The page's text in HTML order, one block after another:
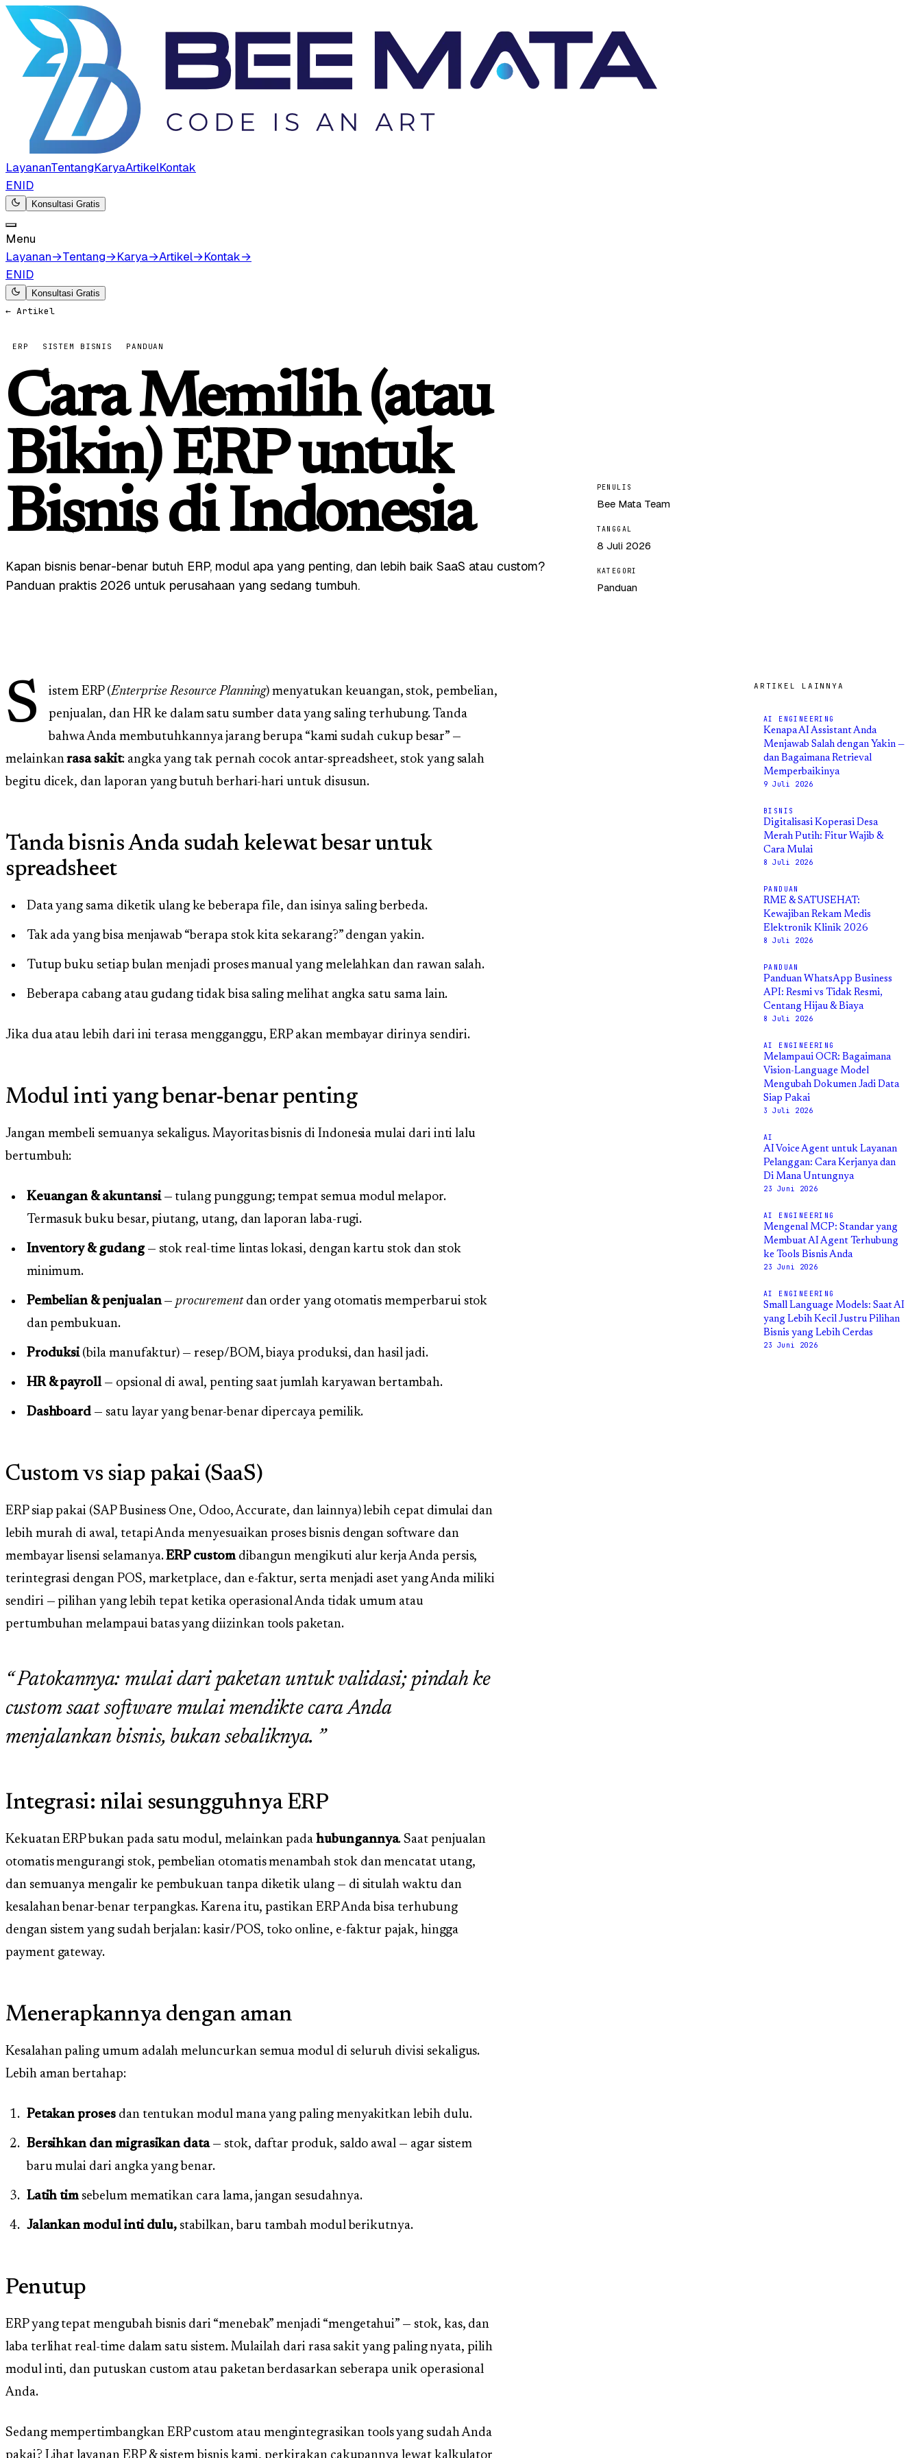
LayananTentangKaryaArtikelKontak
ENID
Konsultasi Gratis
Menu
Layanan→Tentang→Karya→Artikel→Kontak→
ENID
Konsultasi Gratis
← Artikel
ERP SISTEM BISNIS PANDUAN
Cara Memilih (atau
Bikin) ERP untuk
Bisnis di Indonesia
Kapan bisnis benar-benar butuh ERP, modul apa yang penting, dan lebih baik SaaS atau custom?
Panduan praktis 2026 untuk perusahaan yang sedang tumbuh.
PENULIS
Bee Mata Team
TANGGAL
8 Juli 2026
KATEGORI
Panduan
S istem ERP (Enterprise Resource Planning) menyatukan keuangan, stok, pembelian,
penjualan, dan HR ke dalam satu sumber data yang saling terhubung. Tanda
bahwa Anda membutuhkannya jarang berupa “kami sudah cukup besar” —
melainkanrasa sakit: angka yang tak pernah cocok antar-spreadsheet, stok yang salah
begitu dicek, dan laporan yang butuh berhari-hari untuk disusun.
Tanda bisnis Anda sudah kelewat besar untuk
spreadsheet
Data yang sama diketik ulang ke beberapa file, dan isinya saling berbeda.
Tak ada yang bisa menjawab “berapa stok kita sekarang?” dengan yakin.
Tutup buku setiap bulan menjadi proses manual yang melelahkan dan rawan salah.
Beberapa cabang atau gudang tidak bisa saling melihat angka satu sama lain.
Jika dua atau lebih dari ini terasa mengganggu, ERP akan membayar dirinya sendiri.
Modul inti yang benar-benar penting
Jangan membeli semuanya sekaligus. Mayoritas bisnis di Indonesia mulai dari inti lalu
bertumbuh:
Keuangan & akuntansi— tulang punggung; tempat semua modul melapor.
Termasuk buku besar, piutang, utang, dan laporan laba-rugi.
Inventory & gudang— stok real-time lintas lokasi, dengan kartu stok dan stok
minimum.
Pembelian & penjualan—procurementdan order yang otomatis memperbarui stok
dan pembukuan.
Produksi(bila manufaktur) — resep/BOM, biaya produksi, dan hasil jadi.
HR & payroll— opsional di awal, penting saat jumlah karyawan bertambah.
Dashboard — satu layar yang benar-benar dipercaya pemilik.
Custom vs siap pakai (SaaS)
ERP siap pakai (SAP Business One, Odoo, Accurate, dan lainnya) lebih cepat dimulai dan
lebih murah di awal, tetapi Anda menyesuaikan proses bisnis dengan software dan
membayar lisensi selamanya.ERP customdibangun mengikuti alur kerja Anda persis,
terintegrasi dengan POS, marketplace, dan e-faktur, serta menjadi aset yang Anda miliki
sendiri — pilihan yang lebih tepat ketika operasional Anda tidak umum atau
pertumbuhan melampaui batas yang diizinkan tools paketan.
Patokannya: mulai dari paketan untuk validasi; pindah ke
custom saat software mulai mendikte cara Anda
menjalankan bisnis, bukan sebaliknya.
Integrasi: nilai sesungguhnya ERP
Kekuatan ERP bukan pada satu modul, melainkan padahubungannya. Saat penjualan
otomatis mengurangi stok, pembelian otomatis menambah stok dan mencatat utang,
dan semuanya mengalir ke pembukuan tanpa diketik ulang — di situlah waktu dan
kesalahan benar-benar terpangkas. Karena itu, pastikan ERP Anda bisa terhubung
dengan sistem yang sudah berjalan: kasir/POS, toko online, e-faktur pajak, hingga
payment gateway.
Menerapkannya dengan aman
Kesalahan paling umum adalah meluncurkan semua modul di seluruh divisi sekaligus.
Lebih aman bertahap:
Petakan prosesdan tentukan modul mana yang paling menyakitkan lebih dulu.
Bersihkan dan migrasikan data— stok, daftar produk, saldo awal — agar sistem
baru mulai dari angka yang benar.
Latih timsebelum mematikan cara lama, jangan sesudahnya.
Jalankan modul inti dulu, stabilkan, baru tambah modul berikutnya.
Penutup
ERP yang tepat mengubah bisnis dari “menebak” menjadi “mengetahui” — stok, kas, dan
laba terlihat real-time dalam satu sistem. Mulailah dari rasa sakit yang paling nyata, pilih
modul inti, dan putuskan custom atau paketan berdasarkan seberapa unik operasional
Anda.
Sedang mempertimbangkan ERP custom atau mengintegrasikan tools yang sudah Anda
ARTIKEL LAINNYA
AI ENGINEERING
Kenapa AI Assistant Anda
Menjawab Salah dengan Yakin —
dan Bagaimana Retrieval
Memperbaikinya
9 Juli 2026
BISNIS
Digitalisasi Koperasi Desa
Merah Putih: Fitur Wajib &
Cara Mulai
8 Juli 2026
PANDUAN
RME & SATUSEHAT:
Kewajiban Rekam Medis
Elektronik Klinik 2026
8 Juli 2026
PANDUAN
Panduan WhatsApp Business
API: Resmi vs Tidak Resmi,
Centang Hijau & Biaya
8 Juli 2026
AI ENGINEERING
Melampaui OCR: Bagaimana
Vision-Language Model
Mengubah Dokumen Jadi Data
Siap Pakai
3 Juli 2026
AI
AI Voice Agent untuk Layanan
Pelanggan: Cara Kerjanya dan
Di Mana Untungnya
23 Juni 2026
AI ENGINEERING
Mengenal MCP: Standar yang
Membuat AI Agent Terhubung
ke Tools Bisnis Anda
23 Juni 2026
AI ENGINEERING
Small Language Models: Saat AI
yang Lebih Kecil Justru Pilihan
Bisnis yang Lebih Cerdas
23 Juni 2026